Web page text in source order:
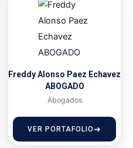
Freddy Alonso Paez Echavez
ABOGADO
Abogados
VER PORTAFOLIO